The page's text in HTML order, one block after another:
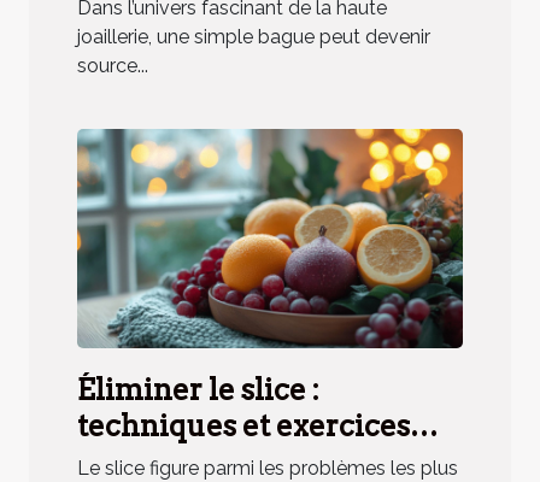
Dans l’univers fascinant de la haute
joaillerie, une simple bague peut devenir
source...
Éliminer le slice :
techniques et exercices
pratiques
Le slice figure parmi les problèmes les plus